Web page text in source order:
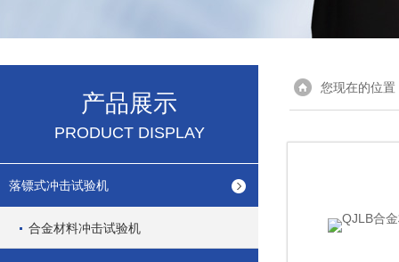
产品展示
PRODUCT DISPLAY
落镖式冲击试验机
合金材料冲击试验机
您现在的位置